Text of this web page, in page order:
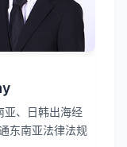
亚、日韩出海经
东南亚法律法规